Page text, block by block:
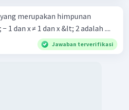
merupakan himpunan
1 dan x ≠ 1 dan x &lt; 2 adalah ....
Jawaban terverifikasi